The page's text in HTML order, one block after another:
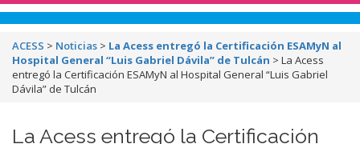
ACESS > Noticias > La Acess entregó la Certificación ESAMyN al
Hospital General “Luis Gabriel Dávila” de Tulcán > La Acess
entregó la Certificación ESAMyN al Hospital General “Luis Gabriel
Dávila” de Tulcán
La Acess entregó la Certificación